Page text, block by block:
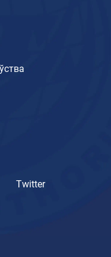
Twitter